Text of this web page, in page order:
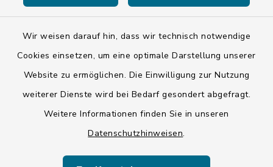
Wir weisen darauf hin, dass wir technisch notwendige
Cookies einsetzen, um eine optimale Darstellung unserer
Website zu ermöglichen. Die Einwilligung zur Nutzung
weiterer Dienste wird bei Bedarf gesondert abgefragt.
Weitere Informationen finden Sie in unseren
Datenschutzhinweisen.
Impressum
ISIS 12
Sitemap
Cookie-Einstellungen